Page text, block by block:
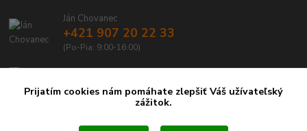
Ján Chovanec
+421 907 20 22 33
(Po-Pia: 9:00-16:00)
info@emtbservis.sk
Prijatím cookies nám pomáhate zlepšiť Váš užívateľský
zážitok.